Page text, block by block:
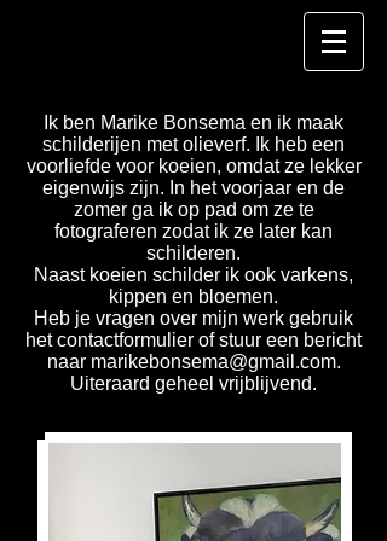
Ik ben Marike Bonsema en ik maak
schilderijen met olieverf. Ik heb een
voorliefde voor koeien, omdat ze lekker
eigenwijs zijn. In het voorjaar en de
zomer ga ik op pad om ze te
fotograferen zodat ik ze later kan
schilderen.
Naast koeien schilder ik ook varkens,
kippen en bloemen.
Heb je vragen over mijn werk gebruik
het contactformulier of stuur een bericht
naar marikebonsema@gmail.com.
Uiteraard geheel vrijblijvend.